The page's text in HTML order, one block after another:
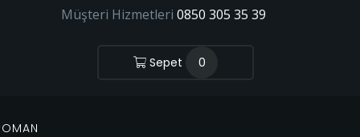
Müşteri Hizmetleri 0850 305 35 39
Sepet 0